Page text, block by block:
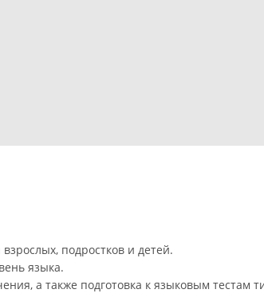
подростков и детей.
языка.
а также подготовка к языковым тестам